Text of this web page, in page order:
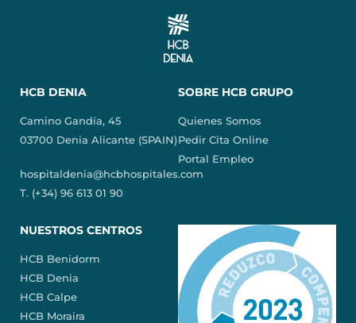
HCB DENIA
Camino Gandía, 45
03700 Denia Alicante (SPAIN)
hospitaldenia@hcbhospitales.com
T. (+34) 96 613 01 90
SOBRE HCB GRUPO
Quienes Somos
Pedir Cita Online
Portal Empleo
NUESTROS CENTROS
HCB Benidorm
HCB Denia
HCB Calpe
HCB Moraira